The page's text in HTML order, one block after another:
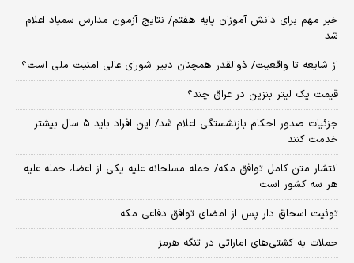
خبر مهم برای دانش آموزان پایه هفتم/ نتایج آزمون مدارس سمپاد اعلام
شد
از شایعه تا واقعیت/ ذوالقدر همچنان دبیر شورای ‌عالی امنیت ملی است؟
قیمت یک لیتر بنزین در عراق چند؟
جزئیات صدور احکام بازنشستگی اعلام شد/ این افراد باید ۵ سال بیشتر
خدمت کنند
انتشار متن کامل توافق مکه/ حمله مسلحانه علیه یکی از اعضا، حمله علیه
هر سه کشور است
توئیت اسحاق دار پس از امضای توافق دفاعی مکه
حملات به کشتی‌های اماراتی در تنگه هرمز